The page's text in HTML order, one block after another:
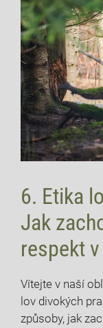
6. Etika
Jak
respekt
Vítejte v naší
lov ⁤divokých
⁣způsoby, jak